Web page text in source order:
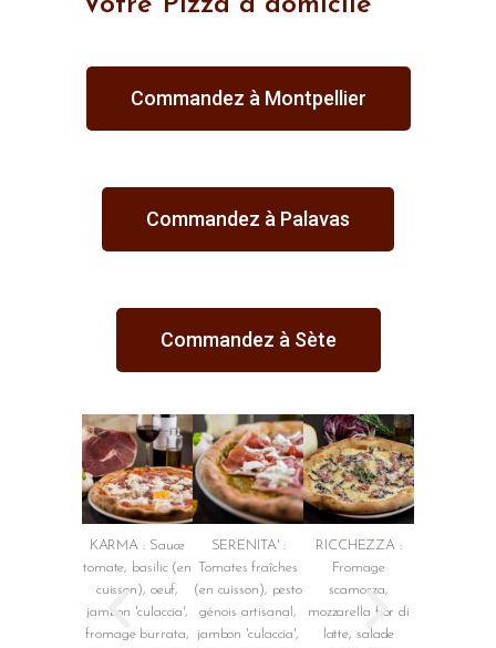
Commandez à Montpellier
Commandez à Palavas
Commandez à Sète
KARMA : Sauce
tomate, basilic (en
cuisson), oeuf,
jambon 'culaccia',
fromage burrata,
SERENITA' :
Tomates fraîches
(en cuisson), pesto
génois artisanal,
jambon 'culaccia',
RICCHEZZA :
Fromage
scamorza,
mozzarella fior di
latte, salade